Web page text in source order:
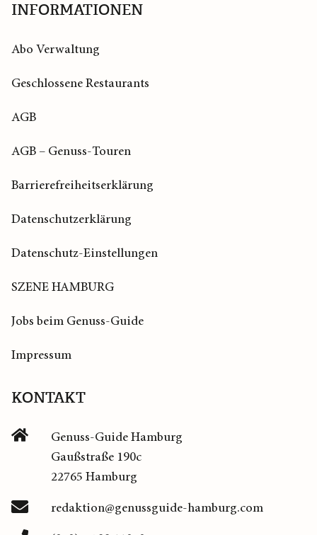
INFORMATIONEN
Abo Verwaltung
Geschlossene Restaurants
AGB
AGB – Genuss-Touren
Barrierefreiheitserklärung
Datenschutzerklärung
Datenschutz-Einstellungen
SZENE HAMBURG
Jobs beim Genuss-Guide
Impressum
KONTAKT
Genuss-Guide Hamburg
Gaußstraße 190c
22765 Hamburg
redaktion@genussguide-hamburg.com